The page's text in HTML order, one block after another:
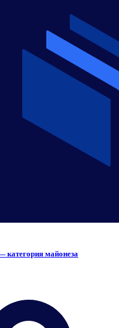
категория майонеза